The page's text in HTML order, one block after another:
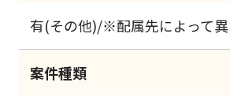
有(その他)/※配属先によって異
案件種類